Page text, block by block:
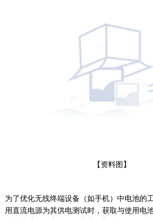
【资料图】
为了优化无线终端设备（如手机）中电池的
用直流电源为其供电测试时，获取与使用电